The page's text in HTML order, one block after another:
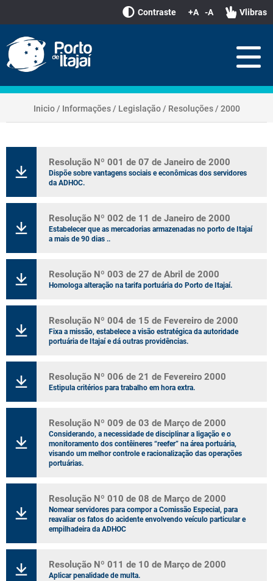
Contraste +A -A Vlibras
Inicio / Informações / Legislação / Resoluções / 2000
Resolução Nº 001 de 07 de Janeiro de 2000
Dispõe sobre vantagens sociais e econômicas dos servidores
da ADHOC.
Resolução Nº 002 de 11 de Janeiro de 2000
Estabelecer que as mercadorias armazenadas no porto de Itajaí
a mais de 90 dias ..
Resolução Nº 003 de 27 de Abril de 2000
Homologa alteração na tarifa portuária do Porto de Itajaí.
Resolução Nº 004 de 15 de Fevereiro de 2000
Fixa a missão, estabelece a visão estratégica da autoridade
portuária de Itajaí e dá outras providências.
Resolução Nº 006 de 21 de Fevereiro 2000
Estipula critérios para trabalho em hora extra.
Resolução Nº 009 de 03 de Março de 2000
Considerando, a necessidade de disciplinar a ligação e o
monitoramento dos contêineres “reefer” na área portuária,
visando um melhor controle e racionalização das operações
portuárias.
Resolução Nº 010 de 08 de Março de 2000
Nomear servidores para compor a Comissão Especial, para
reavaliar os fatos do acidente envolvendo veículo particular e
empilhadeira da ADHOC
Resolução Nº 011 de 10 de Março de 2000
Aplicar penalidade de multa.